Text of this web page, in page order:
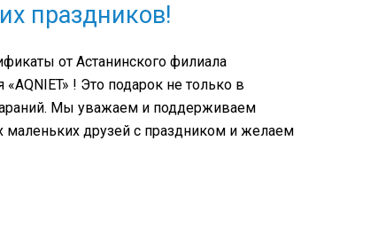
праздников!
от Астанинского филиала
! Это подарок не только в
Мы уважаем и поддерживаем
маленьких друзей с праздником и желаем